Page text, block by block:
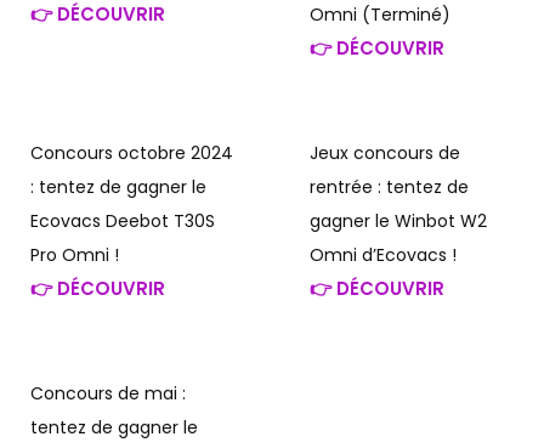
👉 DÉCOUVRIR
Omni (Terminé)
👉 DÉCOUVRIR
Concours octobre 2024
: tentez de gagner le
Ecovacs Deebot T30S
Pro Omni !
👉 DÉCOUVRIR
Jeux concours de
rentrée : tentez de
gagner le Winbot W2
Omni d’Ecovacs !
👉 DÉCOUVRIR
Concours de mai :
tentez de gagner le